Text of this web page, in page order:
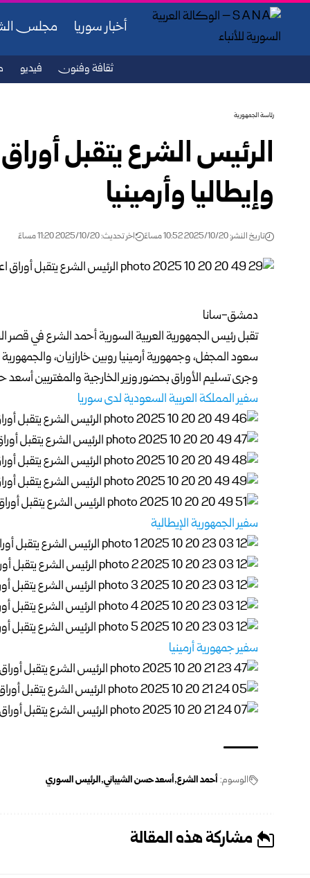
أخبار سوريا مجلس
ثقافة وفنون فيديو
رئاسة الجمهورية
الرئيس الشرع يتقبل
وإيطاليا وأرمينيا
تاريخ النشر: 2025/10/20 10:52 مساءً اخر تحديث: 2025/10/20 11:20 مساءً
دمشق-سانا
تقبل رئيس الجمهورية العربية السوريةأحمد الشرعفي قصر
سعود المجفل، وجمهورية أرمينيا روبين خارازيان، والجمهورية
وجرى تسليم الأوراق بحضور وزير الخارجية والمغتربينأسعد
سفير المملكة العربية السعودية لدى سوريا
سفير الجمهورية الإيطالية
سفير جمهورية أرمينيا
الوسوم: أحمد الشرع أسعد حسن الشيباني الرئيس السوري
مشاركة هذه المقالة